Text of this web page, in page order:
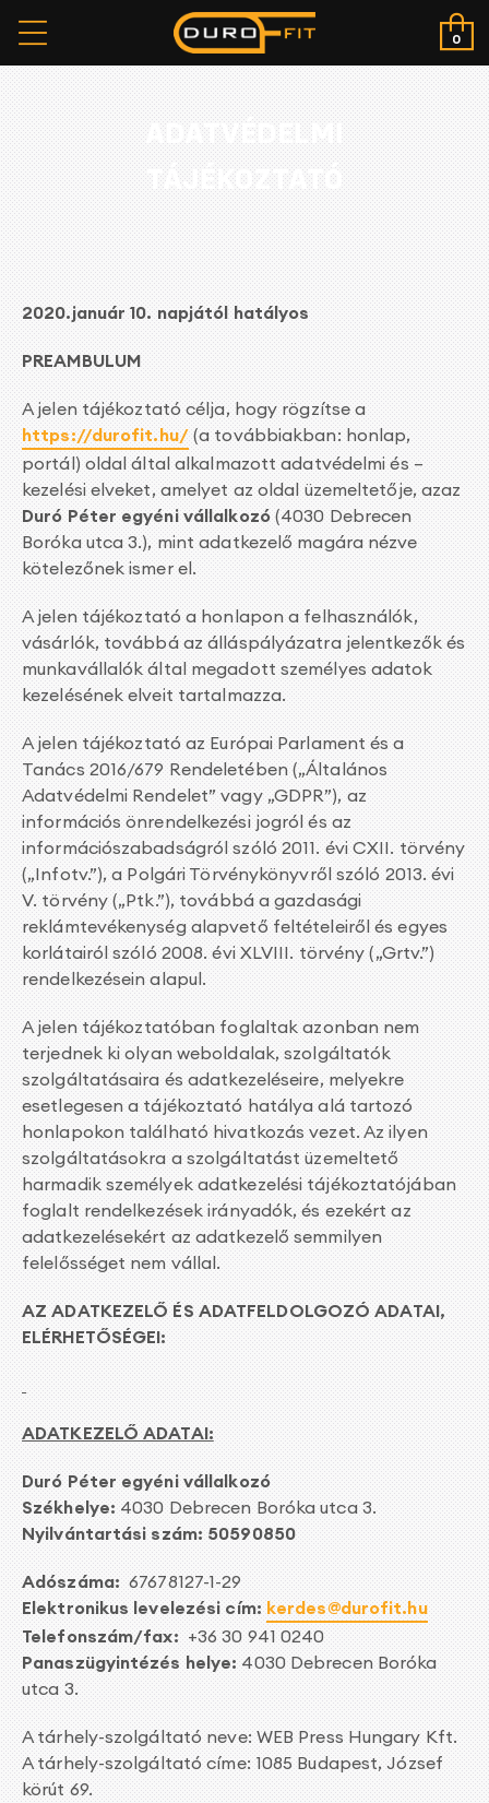
ADATVÉDELMI
TÁJÉKOZTATÓ
2020.január 10. napjától hatályos
PREAMBULUM
A jelen tájékoztató célja, hogy rögzítse a
https://durofit.hu/(a továbbiakban: honlap,
portál) oldal által alkalmazott adatvédelmi és –
kezelési elveket, amelyet az oldal üzemeltetője, azaz
Duró Péter egyéni vállalkozó(4030 Debrecen
Boróka utca 3.), mint adatkezelő magára nézve
kötelezőnek ismer el.
A jelen tájékoztató a honlapon a felhasználók,
vásárlók, továbbá az álláspályázatra jelentkezők és
munkavállalók által megadott személyes adatok
kezelésének elveit tartalmazza.
A jelen tájékoztató az Európai Parlament és a
Tanács 2016/679 Rendeletében („Általános
Adatvédelmi Rendelet” vagy „GDPR”), az
információs önrendelkezési jogról és az
információszabadságról szóló 2011. évi CXII. törvény
(„Infotv.”), a Polgári Törvénykönyvről szóló 2013. évi
V. törvény („Ptk.”), továbbá a gazdasági
reklámtevékenység alapvető feltételeiről és egyes
korlátairól szóló 2008. évi XLVIII. törvény („Grtv.”)
rendelkezésein alapul.
A jelen tájékoztatóban foglaltak azonban nem
terjednek ki olyan weboldalak, szolgáltatók
szolgáltatásaira és adatkezeléseire, melyekre
esetlegesen a tájékoztató hatálya alá tartozó
honlapokon található hivatkozás vezet. Az ilyen
szolgáltatásokra a szolgáltatást üzemeltető
harmadik személyek adatkezelési tájékoztatójában
foglalt rendelkezések irányadók, és ezekért az
adatkezelésekért az adatkezelő semmilyen
felelősséget nem vállal.
AZ ADATKEZELŐ ÉS ADATFELDOLGOZÓ ADATAI,
ELÉRHETŐSÉGEI:
ADATKEZELŐ ADATAI:
Duró Péter egyéni vállalkozó
Székhelye:4030 Debrecen Boróka utca 3.
Nyilvántartási szám: 50590850
Adószáma:67678127-1-29
Elektronikus levelezési cím: kerdes@durofit.hu
Telefonszám/fax:+36 30 941 0240
Panaszügyintézés helye:4030 Debrecen Boróka
utca 3.
A tárhely-szolgáltató neve: WEB Press Hungary Kft.
A tárhely-szolgáltató címe: 1085 Budapest, József
körút 69.
0